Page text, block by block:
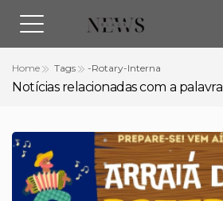
Home Tags -Rotary-Interna
Notícias relacionadas com a palavra